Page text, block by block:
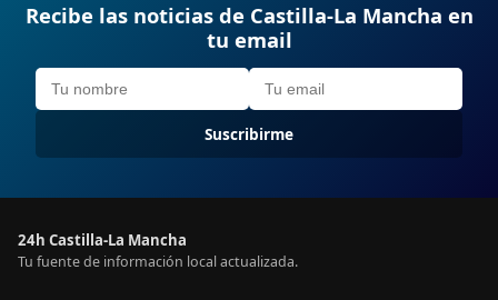
Recibe las noticias de Castilla-La Mancha en
tu email
Suscribirme
24h Castilla-La Mancha
Tu fuente de información local actualizada.